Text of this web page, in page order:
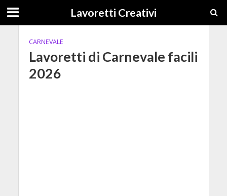
Lavoretti Creativi
CARNEVALE
Lavoretti di Carnevale facili
2026